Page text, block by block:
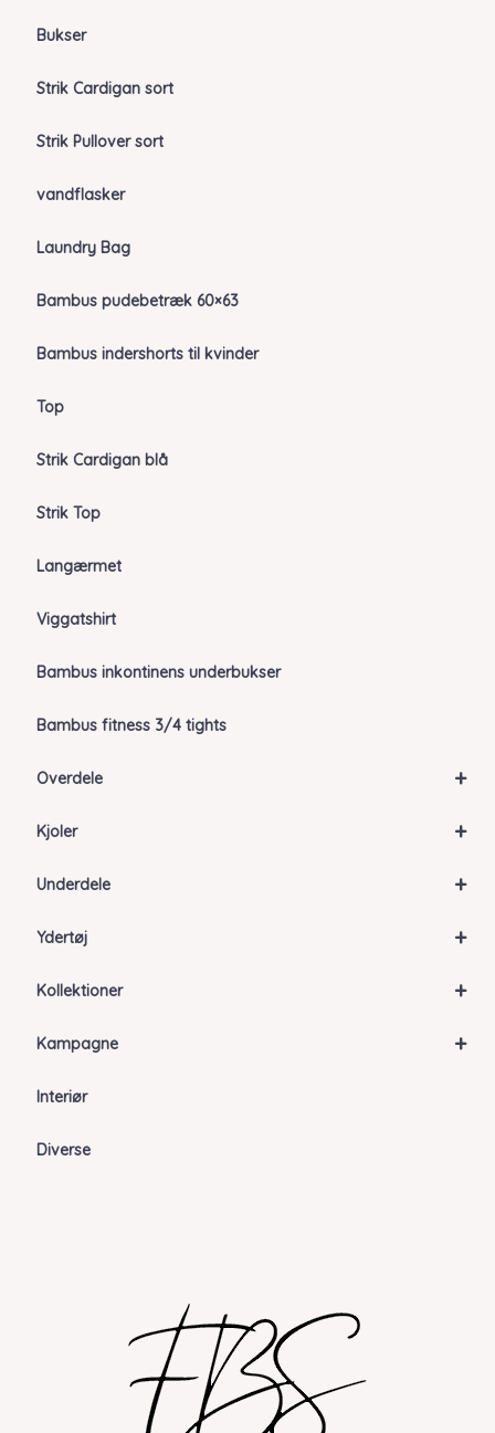
Bukser
Strik Cardigan sort
Strik Pullover sort
vandflasker
Laundry Bag
Bambus pudebetræk 60×63
Bambus indershorts til kvinder
Top
Strik Cardigan blå
Strik Top
Langærmet
Viggatshirt
Bambus inkontinens underbukser
Bambus fitness 3/4 tights
+
Overdele
+
Kjoler
+
Underdele
+
Ydertøj
+
Kollektioner
+
Kampagne
Interiør
Diverse